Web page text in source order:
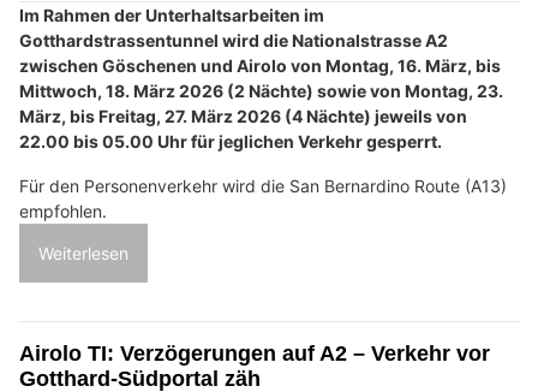
Im Rahmen der Unterhaltsarbeiten im
Gotthardstrassentunnel wird die Nationalstrasse A2
zwischen Göschenen und Airolo von Montag, 16. März, bis
Mittwoch, 18. März 2026 (2 Nächte) sowie von Montag, 23.
März, bis Freitag, 27. März 2026 (4 Nächte) jeweils von
22.00 bis 05.00 Uhr für jeglichen Verkehr gesperrt.
Für den Personenverkehr wird die San Bernardino Route (A13)
empfohlen.
Weiterlesen
Airolo TI: Verzögerungen auf A2 – Verkehr vor
Gotthard-Südportal zäh